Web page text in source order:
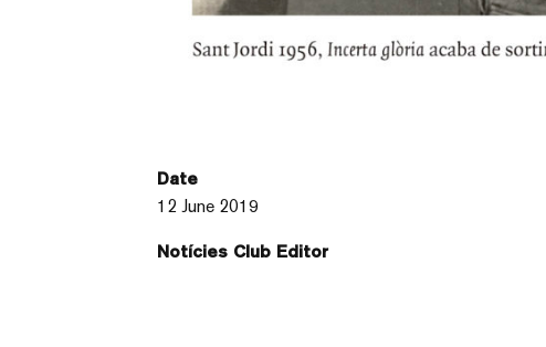
Date
12 June 2019
Notícies Club Editor